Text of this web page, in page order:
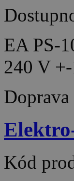
EA PS-
240 V
Doprava
Kód